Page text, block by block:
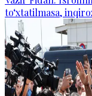
to‘xtatilmasa,